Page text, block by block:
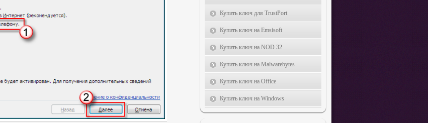
Купить ключ для TrustPort
Купить ключ на Emsisoft
Купить ключ на NOD 32
Купить ключ на Malwarebytes
Купить ключ на Office
Купить ключ на Windows